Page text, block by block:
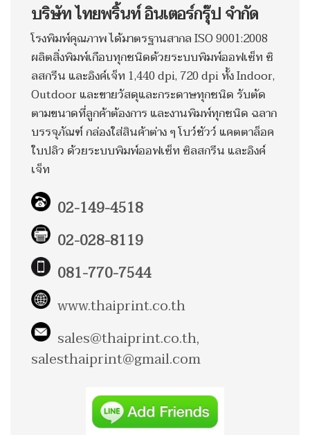
บริษัท ไทยพริ้นท์ อินเตอร์กรุ๊ป จำกัด
โรงพิมพ์คุณภาพ ได้มาตรฐานสากล ISO 9001:2008
ผลิตสิ่งพิมพ์เกือบทุกชนิดด้วยระบบพิมพ์ออฟเซ็ท ซิ
ลสกรีน และอิงค์เจ็ท 1,440 dpi, 720 dpi ทั้ง Indoor,
Outdoor และขายวัสดุและกระดาษทุกชนิด รับตัด
ตามขนาดที่ลูกค้าต้องการ และงานพิมพ์ทุกชนิด ฉลาก
บรรจุภัณฑ์ กล่องใส่สินค้าต่าง ๆ โบว์ชัวว์ แคตตาล็อค
ใบปลิว ด้วยระบบพิมพ์ออฟเซ็ท ซิลสกรีน และอิงค์
เจ็ท
02-149-4518
02-028-8119
081-770-7544
www.thaiprint.co.th
sales@thaiprint.co.th,
salesthaiprint@gmail.com